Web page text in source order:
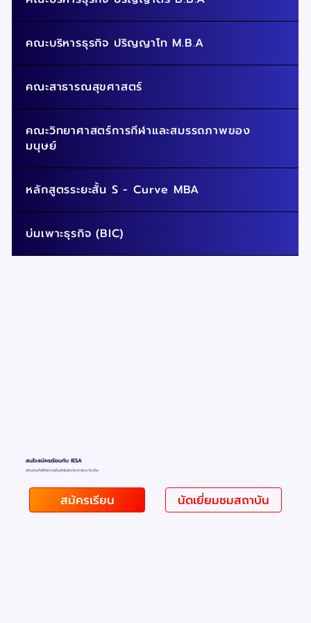
คณะบริหารธุรกิจ ปริญญาโท M.B.A
คณะสาธารณสุขศาสตร์
คณะวิทยาศาสตร์การกีฬาและสมรรถภาพของ
มนุษย์
หลักสูตรระยะสั้น S - Curve MBA
บ่มเพาะธุรกิจ (BIC)
สนใจสมัครเรียนกับ IESA
สร้างบัณฑิตให้มีความเป็นเลิศในเชิงวิชาการและวิชาชีพ
สมัครเรียน นัดเยี่ยมชมสถาบัน